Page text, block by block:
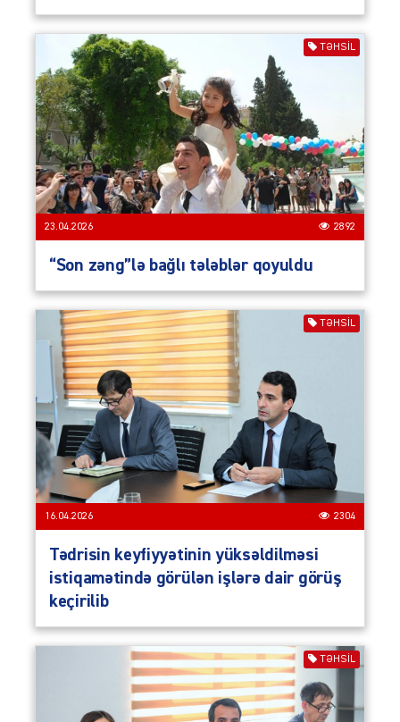
TƏHSIL
23.04.2026 2892
“Son zəng”lə bağlı tələblər qoyuldu
TƏHSIL
16.04.2026 2304
Tədrisin keyfiyyətinin yüksəldilməsi
istiqamətində görülən işlərə dair görüş
keçirilib
TƏHSIL